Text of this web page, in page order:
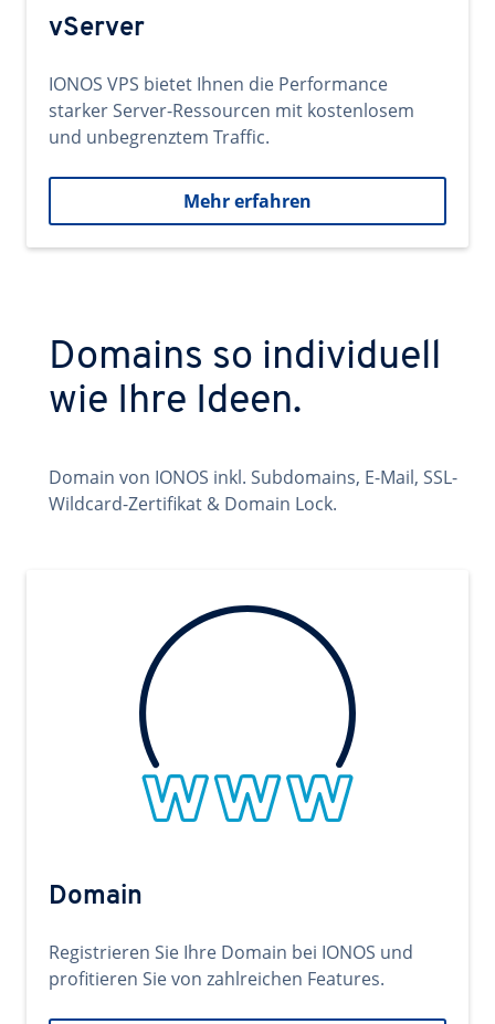
vServer
IONOS VPS bietet Ihnen die Performance
starker Server-Ressourcen mit kostenlosem
und unbegrenztem Traffic.
Mehr erfahren
Domains so individuell
wie Ihre Ideen.
Domain von IONOS inkl. Subdomains, E-Mail, SSL-
Wildcard-Zertifikat & Domain Lock.
Domain
Registrieren Sie Ihre Domain bei IONOS und
profitieren Sie von zahlreichen Features.